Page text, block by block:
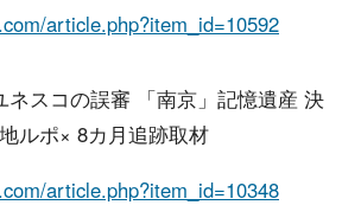
article.php?item_id=10592
ネスコの誤審 「南京」記憶遺産 決
ルポ× 8カ月追跡取材
article.php?item_id=10348